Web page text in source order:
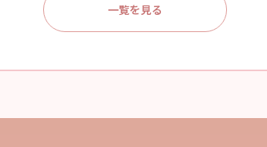
一覧を見る